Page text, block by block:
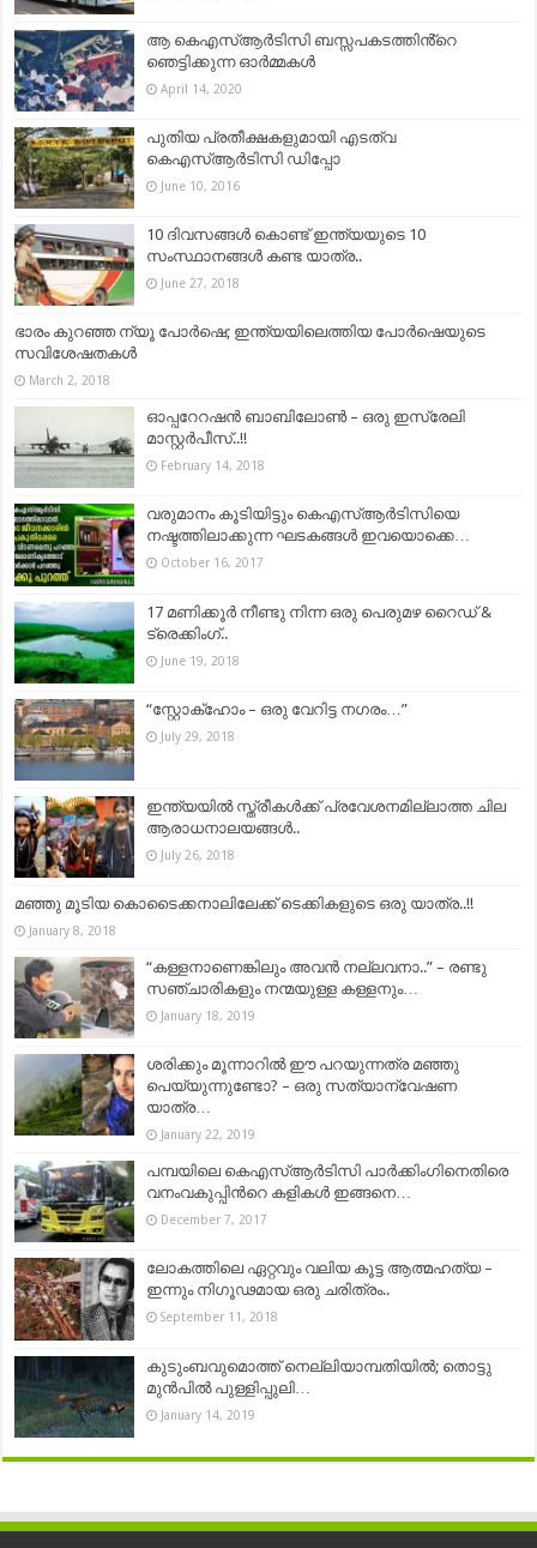
ആ കെഎസ്ആർടിസി ബസ്സപകടത്തിൻ്റെ
ഞെട്ടിക്കുന്ന ഓർമ്മകൾ
April 14, 2020
പുതിയ പ്രതീക്ഷകളുമായി എടത്വ
കെഎസ്ആര്‍ടിസി ഡിപ്പോ
June 10, 2016
10 ദിവസങ്ങൾ കൊണ്ട് ഇന്ത്യയുടെ 10
സംസ്ഥാനങ്ങൾ കണ്ട യാത്ര..
June 27, 2018
ഭാരം കുറഞ്ഞ ന്യൂ പോര്‍ഷെ; ഇന്ത്യയിലെത്തിയ പോര്‍ഷെയുടെ
സവിശേഷതകള്‍
March 2, 2018
ഓപ്പറേറഷൻ ബാബിലോൺ – ഒരു ഇസ്രേലി
മാസ്റ്റർപീസ്..!!
February 14, 2018
വരുമാനം കൂടിയിട്ടും കെഎസ്ആര്‍ടിസിയെ
നഷ്ടത്തിലാക്കുന്ന ഘടകങ്ങള്‍ ഇവയൊക്കെ…
October 16, 2017
17 മണിക്കൂർ നീണ്ടു നിന്ന ഒരു പെരുമഴ റൈഡ് &
ട്രെക്കിംഗ്..
June 19, 2018
“സ്റ്റോക്ഹോം – ഒരു വേറിട്ട നഗരം…”
July 29, 2018
ഇന്ത്യയില്‍ സ്ത്രീകള്‍ക്ക് പ്രവേശനമില്ലാത്ത ചില
ആരാധനാലയങ്ങള്‍..
July 26, 2018
മഞ്ഞു മൂടിയ കൊടൈക്കനാലിലേക്ക് ടെക്കികളുടെ ഒരു യാത്ര..!!
January 8, 2018
“കള്ളനാണെങ്കിലും അവൻ നല്ലവനാ..” – രണ്ടു
സഞ്ചാരികളും നന്മയുള്ള കള്ളനും…
January 18, 2019
ശരിക്കും മൂന്നാറിൽ ഈ പറയുന്നത്ര മഞ്ഞു
പെയ്യുന്നുണ്ടോ? – ഒരു സത്യാന്വേഷണ
യാത്ര…
January 22, 2019
പമ്പയിലെ കെഎസ്ആർടിസി പാർക്കിംഗിനെതിരെ
വനംവകുപ്പിന്‍റെ കളികള്‍ ഇങ്ങനെ…
December 7, 2017
ലോകത്തിലെ ഏറ്റവും വലിയ കൂട്ട ആത്മഹത്യ –
ഇന്നും നിഗൂഢമായ ഒരു ചരിത്രം..
September 11, 2018
കുടുംബവുമൊത്ത് നെല്ലിയാമ്പതിയില്‍; തൊട്ടു
മുൻപിൽ പുള്ളിപ്പുലി…
January 14, 2019